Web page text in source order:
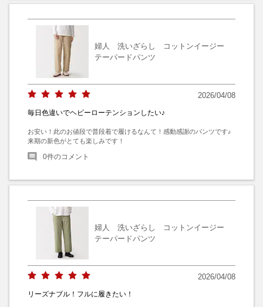
婦人 洗いざらし コットンイージー
テーパードパンツ
2026/04/08
毎日色違いでヘビーローテンションしたい♪
お安い！此のお値段で普段着で履けるなんて！感動感謝のパンツです♪
来期の新色がとても楽しみです！
0件のコメント
婦人 洗いざらし コットンイージー
テーパードパンツ
2026/04/08
リーズナブル！フルに履きたい！